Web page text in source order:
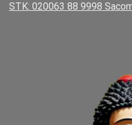
STK: 020063 88 9998